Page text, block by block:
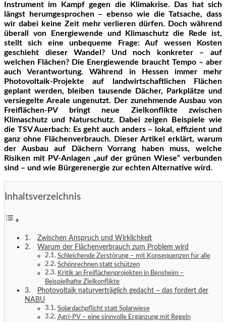
Instrument im Kampf gegen die Klimakrise. Das hat sich
längst herumgesprochen – ebenso wie die Tatsache, dass
wir dabei keine Zeit mehr verlieren dürfen. Doch während
überall von Energiewende und Klimaschutz die Rede ist,
stellt sich eine unbequeme Frage: Auf wessen Kosten
geschieht dieser Wandel? Und noch konkreter – auf
welchen Flächen? Die Energiewende braucht Tempo – aber
auch Verantwortung. Während in Hessen immer mehr
Photovoltaik-Projekte auf landwirtschaftlichen Flächen
geplant werden, bleiben tausende Dächer, Parkplätze und
versiegelte Areale ungenutzt. Der zunehmende Ausbau von
Freiflächen-PV bringt neue Zielkonflikte zwischen
Klimaschutz und Naturschutz. Dabei zeigen Beispiele wie
die TSV Auerbach: Es geht auch anders – lokal, effizient und
ganz ohne Flächenverbrauch. Dieser Artikel erklärt, warum
der Ausbau auf Dächern Vorrang haben muss, welche
Risiken mit PV-Anlagen „auf der grünen Wiese“ verbunden
sind – und wie Bürgerenergie zur echten Alternative wird.
Inhaltsverzeichnis
Zwischen Anspruch und Wirklichkeit
Warum der Flächenverbrauch zum Problem wird
Schleichende Zerstörung – mit Konsequenzen für alle
Schönrechnen statt schützen
Kritik an Freiflächenprojekten in Bensheim –
Beispielhafte Zielkonflikte
Photovoltaik naturverträglich gedacht – das fordert der
NABU
Solardachpflicht statt Solarwiese
Agri-PV – eine sinnvolle Ergänzung mit Regeln